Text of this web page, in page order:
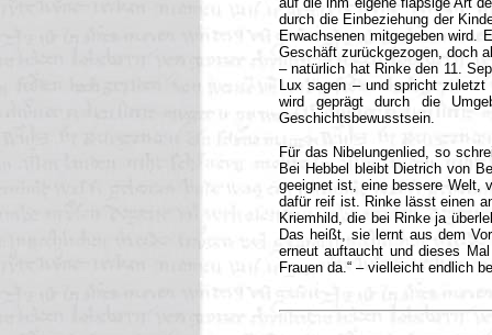
durch die Einbeziehung der
Erwachsenen mitgegeben wird.
Geschäft zurückgezogen, doch
– natürlich hat Rinke den 11.
Lux sagen – und spricht
wird geprägt durch die
Geschichtsbewusstsein.
Für das Nibelungenlied, so
Bei Hebbel bleibt Dietrich von
geeignet ist, eine bessere Welt,
dafür reif ist. Rinke lässt einen
Kriemhild, die bei Rinke ja
Das heißt, sie lernt aus dem
erneut auftaucht und dieses
Frauen da.“ – vielleicht endlich